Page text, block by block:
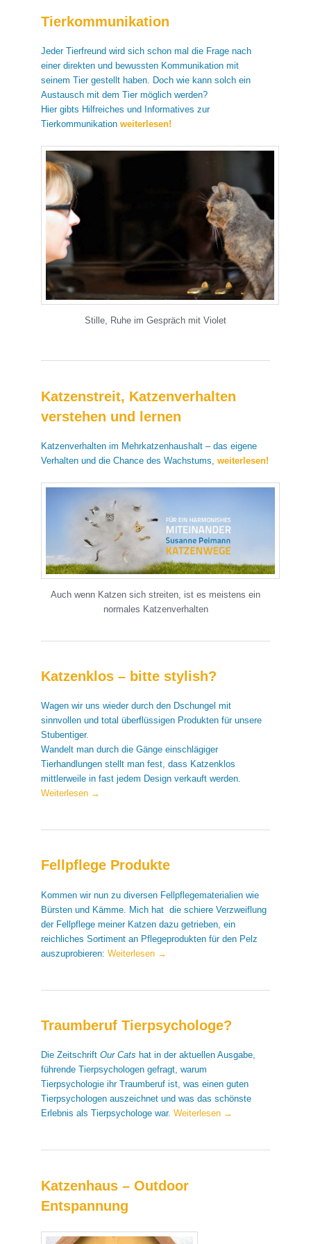
Tierkommunikation
Jeder Tierfreund wird sich schon mal die Frage nach
einer direkten und bewussten Kommunikation mit
seinem Tier gestellt haben. Doch wie kann solch ein
Austausch mit dem Tier möglich werden?
Hier gibts Hilfreiches und Informatives zur
Tierkommunikationweiterlesen!
Stille, Ruhe im Gespräch mit Violet
Katzenstreit, Katzenverhalten
verstehen und lernen
Katzenverhalten im Mehrkatzenhaushalt – das eigene
Verhalten und die Chance des Wachstums,weiterlesen!
Auch wenn Katzen sich streiten, ist es meistens ein
normales Katzenverhalten
Katzenklos – bitte stylish?
Wagen wir uns wieder durch den Dschungel mit
sinnvollen und total überflüssigen Produkten für unsere
Stubentiger.
Wandelt man durch die Gänge einschlägiger
Tierhandlungen stellt man fest, dass Katzenklos
mittlerweile in fast jedem Design verkauft werden.
Weiterlesen →
Fellpflege Produkte
Kommen wir nun zu diversen Fellpflegematerialien wie
Bürsten und Kämme. Mich hat die schiere Verzweiflung
der Fellpflege meiner Katzen dazu getrieben, ein
reichliches Sortiment an Pflegeprodukten für den Pelz
auszuprobieren:Weiterlesen →
Traumberuf Tierpsychologe?
Die ZeitschriftOur Cats hat in der aktuellen Ausgabe,
führende Tierpsychologen gefragt, warum
Tierpsychologie ihr Traumberuf ist, was einen guten
Tierpsychologen auszeichnet und was das schönste
Erlebnis als Tierpsychologe war.Weiterlesen →
Katzenhaus – Outdoor
Entspannung